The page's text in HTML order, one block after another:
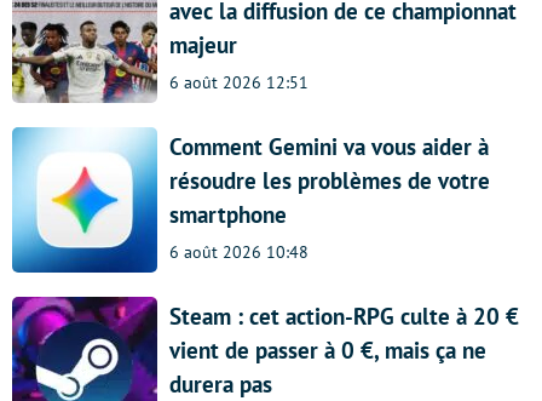
avec la diffusion de ce championnat
majeur
6 août 2026 12:51
Comment Gemini va vous aider à
résoudre les problèmes de votre
smartphone
6 août 2026 10:48
Steam : cet action-RPG culte à 20 €
vient de passer à 0 €, mais ça ne
durera pas